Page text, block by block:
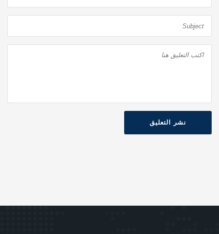
نشر التعليق